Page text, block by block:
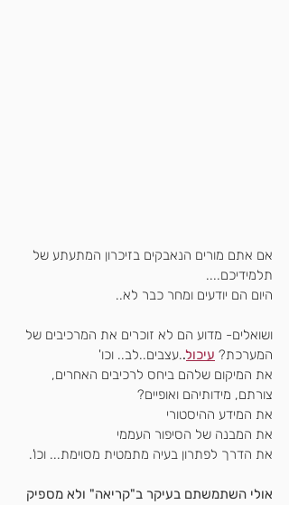
אם אתם מורים הנאבקים בזיכרון המתעתע של
תלמידיכם....
היום הם יודעים ומחר כבר לא..
ושואלים- מדוע הם לא זוכרים את המרכיבים של
המערכת? עיכול..עצבים..לב.. וכו'
את המיקום שלהם ביחס לרכיבים האחרים,
צורתם, מידותיהם ואופיים?
את המידע ההיסטורי
את המבנה של הסיפור העממי
את הדרך לפתרון בעיה מתמטית מסוימת... וכו'.
אולי השתמשתם בעיקר ב"קריאה" ולא מספיק